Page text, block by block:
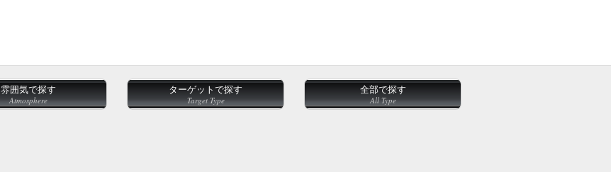
雰囲気で探す
Atmosphere
ターゲットで探す
Target Type
全部で探す
All Type